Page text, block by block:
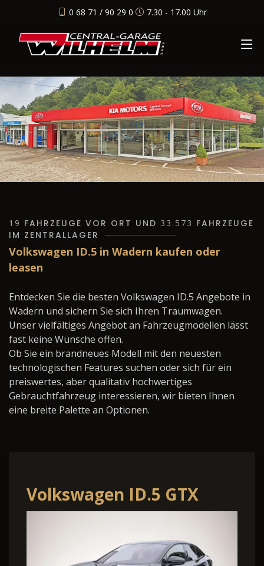
0 68 71 / 90 29 0 7.30 - 17.00 Uhr
19 FAHRZEUGE VOR ORT UND 33.573 FAHRZEUGE
IM ZENTRALLAGER
Volkswagen ID.5 in Wadern kaufen oder
leasen
Entdecken Sie die besten Volkswagen ID.5 Angebote in
Wadern und sichern Sie sich Ihren Traumwagen.
Unser vielfältiges Angebot an Fahrzeugmodellen lässt
fast keine Wünsche offen.
Ob Sie ein brandneues Modell mit den neuesten
technologischen Features suchen oder sich für ein
preiswertes, aber qualitativ hochwertiges
Gebrauchtfahrzeug interessieren, wir bieten Ihnen
eine breite Palette an Optionen.
Volkswagen ID.5 GTX
4Mo AHK PANO
IQ.LIGHT-MATRIX-LED